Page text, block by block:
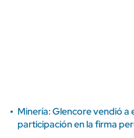
Minería: Glencore vendió a
participación en la firma